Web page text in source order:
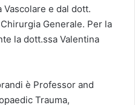
e dal dott.
Generale. Per la
la dott.ssa Valentina
è Professor and
Trauma,